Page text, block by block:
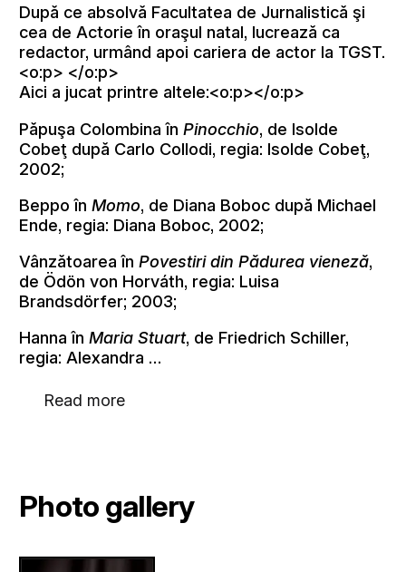
După ce absolvă Facultatea de Jurnalistică şi
cea de Actorie în oraşul natal, lucrează ca
redactor, urmând apoi cariera de actor la TGST.
<o:p> </o:p>
Aici a jucat printre altele:<o:p></o:p>
Păpuşa Colombina înPinocchio, de Isolde
Cobeţ după Carlo Collodi, regia: Isolde Cobeţ,
2002;
Beppo înMomo, de Diana Boboc după Michael
Ende, regia: Diana Boboc, 2002;
Vânzătoarea înPovestiri din Pădurea vieneză,
de Ödön von Horváth, regia: Luisa
Brandsdörfer; 2003;
Hanna înMaria Stuart, de Friedrich Schiller,
regia: Alexandra …
Read more
Photo gallery